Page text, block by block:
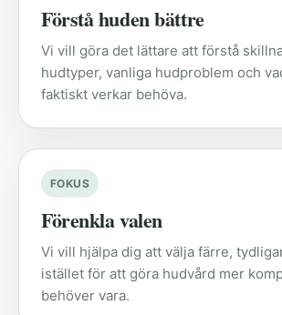
Förstå huden bättre
Vi vill göra det lättare att förstå
hudtyper, vanliga hudproblem och
faktiskt verkar behöva.
FOKUS
Förenkla valen
Vi vill hjälpa dig att välja färre,
istället för att göra hudvård mer
behöver vara.